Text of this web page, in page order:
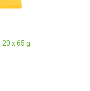
x 65 g